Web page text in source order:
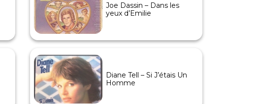
Joe Dassin – Dans les
yeux d’Emilie
Diane Tell – Si J’étais Un
Homme